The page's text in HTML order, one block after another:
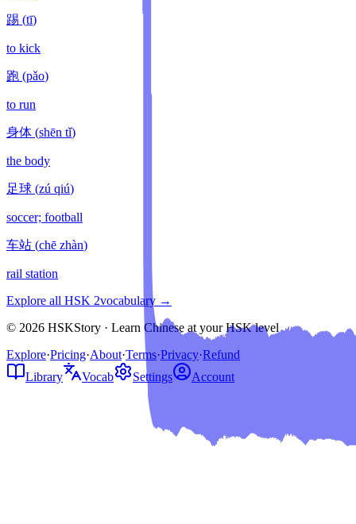
踢 (tī)
to kick
跑 (pǎo)
to run
身体 (shēn tǐ)
the body
足球 (zú qiú)
soccer; football
车站 (chē zhàn)
rail station
Explore all HSK 2vocabulary →
© 2026 HSKStory · Learn Chinese at your HSK level
Explore·Pricing·About·Terms·Privacy·Refund
Library
Vocab Settings Account